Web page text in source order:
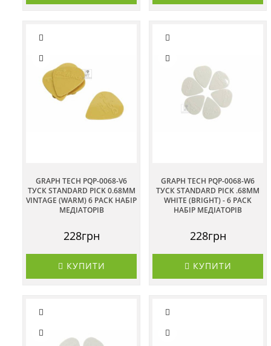
GRAPH TECH PQP-0068-V6
ТУСК STANDARD PICK 0.68MM
VINTAGE (WARM) 6 PACK НАБІР
МЕДІАТОРІВ
228грн
КУПИТИ
GRAPH TECH PQP-0068-W6
ТУСК STANDARD PICK .68MM
WHITE (BRIGHT) - 6 PACK
НАБІР МЕДІАТОРІВ
228грн
КУПИТИ